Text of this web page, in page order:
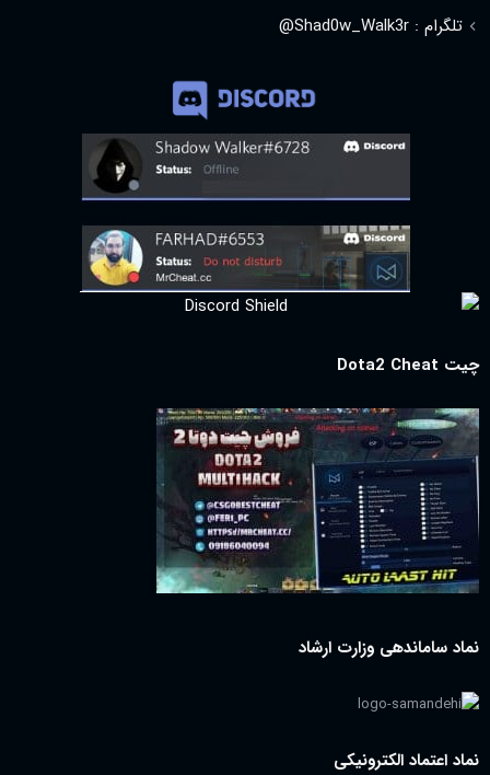
تلگرام : Shad0w_Walk3r@
چیت Dota2 Cheat
نماد ساماندهی وزارت ارشاد
نماد اعتماد الکترونیکی